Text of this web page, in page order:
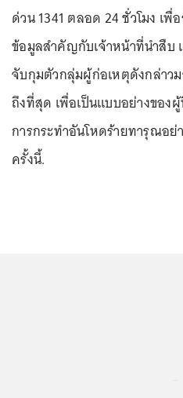
ด่วน 1341 ตลอด 24 ชั่วโมง เพื่
ข้อมูลสำคัญกับเจ้าหน้าที่นำสืบ
จับกุมตัวกลุ่มผู้ก่อเหตุดังกล่าว
ถึงที่สุด เพื่อเป็นแบบอย่างของ
การกระทำอันโหดร้ายทารุณอ
ครั้งนี้.